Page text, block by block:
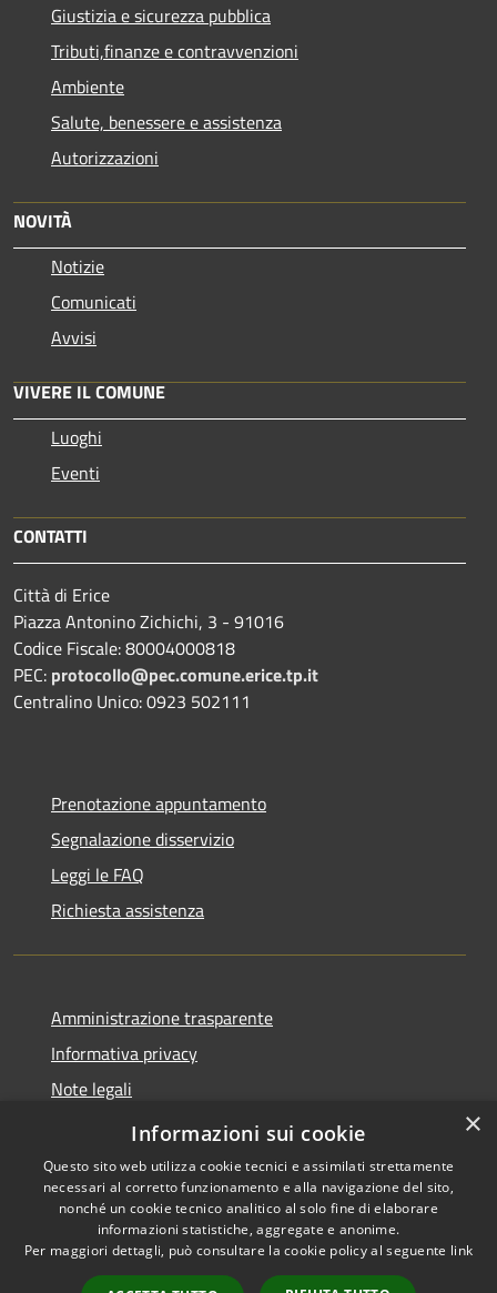
Giustizia e sicurezza pubblica
Tributi,finanze e contravvenzioni
Ambiente
Salute, benessere e assistenza
Autorizzazioni
NOVITÀ
Notizie
Comunicati
Avvisi
VIVERE IL COMUNE
Luoghi
Eventi
CONTATTI
Città di Erice
Piazza Antonino Zichichi, 3 - 91016
Codice Fiscale: 80004000818
PEC: protocollo@pec.comune.erice.tp.it
Centralino Unico: 0923 502111
Prenotazione appuntamento
Segnalazione disservizio
Leggi le FAQ
Richiesta assistenza
Amministrazione trasparente
Informativa privacy
Note legali
Dichiarazione di accessibilità
Accessibilità
Copyright © 2026 • Città di
Erice • Powered by
×
Informazioni sui cookie
Questo sito web utilizza cookie tecnici e assimilati strettamente
necessari al corretto funzionamento e alla navigazione del sito,
nonché un cookie tecnico analitico al solo fine di elaborare
informazioni statistiche, aggregate e anonime.
Per maggiori dettagli, può consultare la cookie policy al seguente link